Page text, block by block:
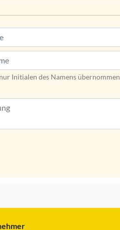
Initialen des Namens übernommen